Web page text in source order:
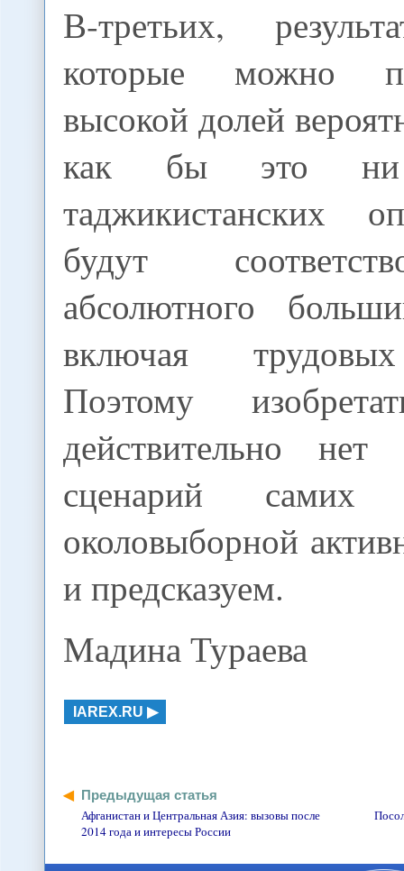
В-третьих,
которые можно
высокой долей
как бы это ни
таджикистанских
будут
абсолютного
включая
Поэтому
действительно
сценарий
околовыборной
и предсказуем.
Мадина Тураева
IAREX.RU
Предыдущая статья
Афганистан и Центральная Азия: вызовы после
2014 года и интересы России